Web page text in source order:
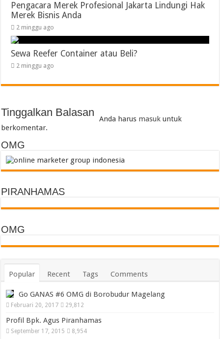
Pengacara Merek Profesional Jakarta Lindungi Hak
Merek Bisnis Anda
2 minggu ago
Sewa Reefer Container atau Beli?
2 minggu ago
Tinggalkan Balasan
Anda harus masuk untuk
berkomentar.
OMG
PIRANHAMAS
OMG
Popular Recent Tags Comments
Go GANAS #6 OMG di Borobudur Magelang
Februari 20, 2017 29,812
Profil Bpk. Agus Piranhamas
September 17, 2015 8,954